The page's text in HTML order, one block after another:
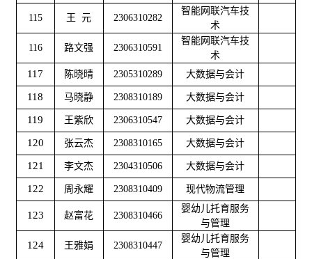
115 王 元 2306310282
智能网联汽车技
术
116 路文强 2306310591
智能网联汽车技
术
117 陈晓晴 2305310289 大数据与会计
118 马晓静 2308310189 大数据与会计
119 王紫欣 2306310547 大数据与会计
120 张云杰 2308310165 大数据与会计
121 李文杰 2304310506 大数据与会计
122 周永耀 2308310409 现代物流管理
123 赵富花 2308310466
婴幼儿托育服务
与管理
124 王雅娟 2308310447
婴幼儿托育服务
与管理